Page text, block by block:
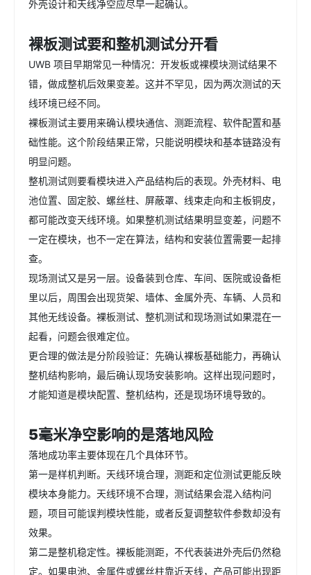
外壳设计和天线净空应尽早一起确认。
裸板测试要和整机测试分开看
UWB 项目早期常见一种情况：开发板或裸模块测试结果不
错，做成整机后效果变差。这并不罕见，因为两次测试的天
线环境已经不同。
裸板测试主要用来确认模块通信、测距流程、软件配置和基
础性能。这个阶段结果正常，只能说明模块和基本链路没有
明显问题。
整机测试则要看模块进入产品结构后的表现。外壳材料、电
池位置、固定胶、螺丝柱、屏蔽罩、线束走向和主板铜皮，
都可能改变天线环境。如果整机测试结果明显变差，问题不
一定在模块，也不一定在算法，结构和安装位置需要一起排
查。
现场测试又是另一层。设备装到仓库、车间、医院或设备柜
里以后，周围会出现货架、墙体、金属外壳、车辆、人员和
其他无线设备。裸板测试、整机测试和现场测试如果混在一
起看，问题会很难定位。
更合理的做法是分阶段验证：先确认裸板基础能力，再确认
整机结构影响，最后确认现场安装影响。这样出现问题时，
才能知道是模块配置、整机结构，还是现场环境导致的。
5毫米净空影响的是落地风险
落地成功率主要体现在几个具体环节。
第一是样机判断。天线环境合理，测距和定位测试更能反映
模块本身能力。天线环境不合理，测试结果会混入结构问
题，项目可能误判模块性能，或者反复调整软件参数却没有
效果。
第二是整机稳定性。裸板能测距，不代表装进外壳后仍然稳
定。如果电池、金属件或螺丝柱靠近天线，产品可能出现距